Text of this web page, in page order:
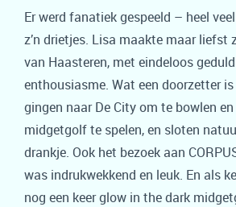
Er werd fanatiek gespeeld – heel
z’n drietjes. Lisa maakte maar liefst
van Haasteren, met eindeloos
enthousiasme. Wat een doorzetter
gingen naar De City om te bowlen
midgetgolf te spelen, en sloten
drankje. Ook het bezoek aan
was indrukwekkend en leuk. En als
nog een keer glow in the dark